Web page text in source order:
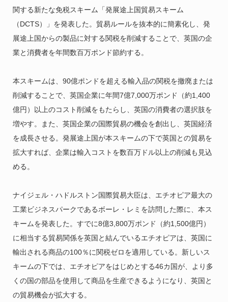
関する新たな免税スキーム「発展途上国貿易スキーム
（DCTS）」を発表した。貿易ルールを抜本的に簡素化し、発
展途上国からの製品に対する関税を削減することで、英国の企
業と消費者を年間数百万ポンド節約する。
本スキームは、90億ポンドを超える輸入品の関税を撤廃または
削減することで、英国企業に年間7億7,000万ポンド（約1,400
億円）以上のコスト削減をもたらし、英国の消費者の選択肢を
増やす。また、英国企業の国際貿易の機会を創出し、英国経済
を成長させる。発展途上国が本スキームの下で英国との貿易を
拡大すれば、企業は輸入コストを数百万ドル以上の削減も見込
める。
ナイジェル・ハドルストン国際貿易大臣は、エチオピア最大の
工業ビジネスパークであるボーレ・レミを訪問した際に、本ス
キームを発表した。すでに8億3,800万ポンド（約1,500億円）
に相当する貿易関係を英国と結んでいるエチオピアは、英国に
輸出される商品の100％に関税ゼロを適用している。新しいス
キームの下では、エチオピアをはじめとする46カ国が、より多
くの国の部品を使用して商品を生産できるようになり、英国と
の貿易機会が拡大する。